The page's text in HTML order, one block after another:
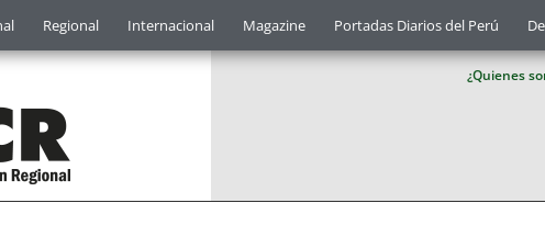
Regional Internacional Magazine Portadas Diarios del Perú
¿Quienes